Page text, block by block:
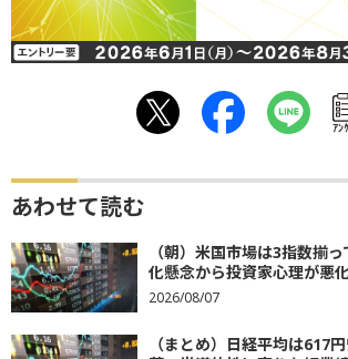
ｱﾝ
あわせて読む
（朝）米国市場は3指数揃
化懸念から投資家心理が悪
2026/08/07
（まとめ）日経平均は617